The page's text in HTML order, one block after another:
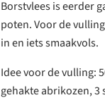
Borstvlees is eerder
poten. Voor de
in en iets smaakvols.
Idee voor de vulling:
gehakte abrikozen,